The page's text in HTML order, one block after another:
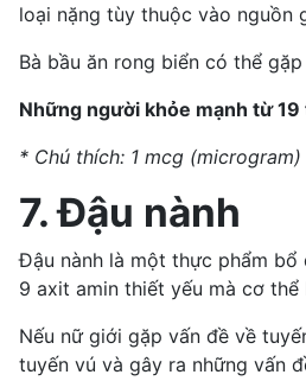
loại nặng tùy thuộc vào nguồn
Bà bầu ăn rong biển có thể
Những người khỏe mạnh từ
* Chú thích: 1 mcg
7. Đậu nành
Đậu nành là một thực phẩm
9 axit amin thiết yếu mà cơ
Nếu nữ giới gặp vấn đề về
tuyến vú và gây ra những vấn